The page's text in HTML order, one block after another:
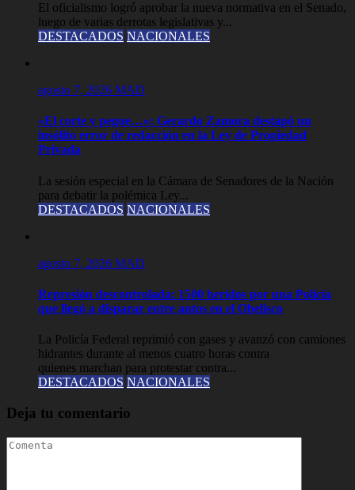
El oficialismo logró aprobar la nueva normativa en el Senado,
luego de varias derrotas legislativas y...
DESTACADOS NACIONALES
agosto 7, 2026 MAD
«El corte y pegue…»: Gerardo Zamora destapó un
insólito error de redacción en la Ley de Propiedad
Privada
La sesión especial en la Cámara de Senadores de la Nación
para debatir la polémica Ley...
DESTACADOS NACIONALES
agosto 7, 2026 MAD
Represión descontrolada: 1500 heridos por una Policía
que llegó a disparar entre autos en el Obelisco
La Policía Federal reprimió con gases y avanzó con camiones
hidrantes durante al menos cuatro horas contra
quienes marchan para protestar contra...
DESTACADOS NACIONALES
Deja tu comentario